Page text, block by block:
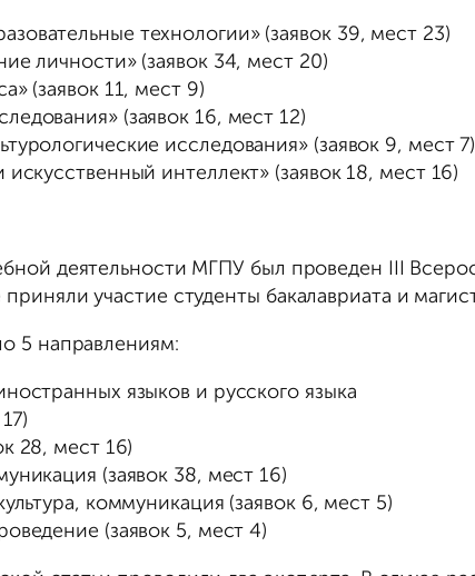
технологии» (заявок 39, мест 23)
личности» (заявок 34, мест 20)
(заявок 11, мест 9)
(заявок 16, мест 12)
исследования» (заявок 9, мест 7)
интеллект» (заявок 18, мест 16)
деятельности МГПУ был проведен III
участие студенты бакалавриата и
5 направлениям:
языков и русского языка
28, мест 16)
(заявок 38, мест 16)
коммуникация (заявок 6, мест 5)
(заявок 5, мест 4)